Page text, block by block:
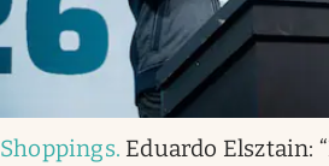
Shoppings. Eduardo Elsztain: